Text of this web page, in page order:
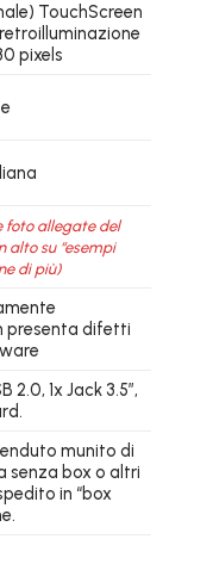
TouchScreen
pixels
foto allegate del
alto su “esempi
di più)
presenta difetti
2.0, 1x Jack 3.5″,
munito di
senza box o altri
in “box